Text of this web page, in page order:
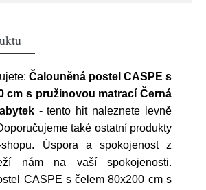
Čalouněná postel CASPE s
cm s pružinovou matrací Černá
- tento hit naleznete levně
také ostatní produkty
Úspora a spokojenost z
nám na vaší spokojenosti.
CASPE s čelem 80x200 cm s